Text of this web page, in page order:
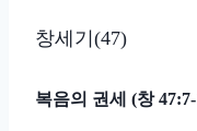
창세기(47)
복음의 권세 (창